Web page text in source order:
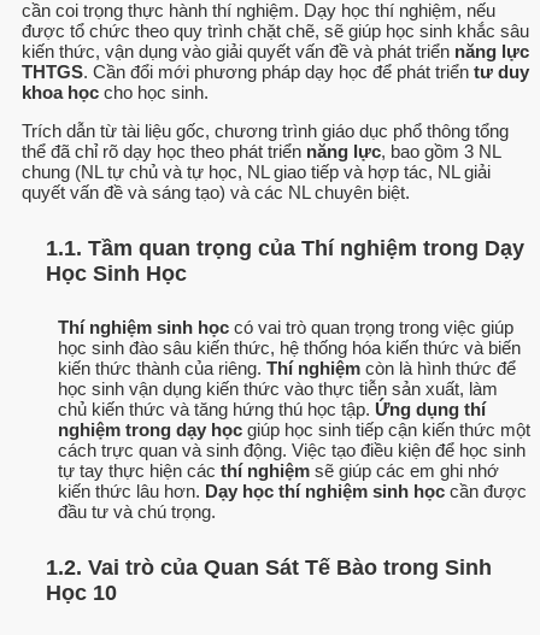
cần coi trọng thực hành thí nghiệm. Dạy học thí nghiệm, nếu
được tổ chức theo quy trình chặt chẽ, sẽ giúp học sinh khắc sâu
kiến thức, vận dụng vào giải quyết vấn đề và phát triển năng lực
THTGS. Cần đổi mới phương pháp dạy học để phát triển tư duy
khoa học cho học sinh.
Trích dẫn từ tài liệu gốc, chương trình giáo dục phổ thông tổng
thể đã chỉ rõ dạy học theo phát triển năng lực, bao gồm 3 NL
chung (NL tự chủ và tự học, NL giao tiếp và hợp tác, NL giải
quyết vấn đề và sáng tạo) và các NL chuyên biệt.
1.1. Tầm quan trọng của Thí nghiệm trong Dạy
Học Sinh Học
Thí nghiệm sinh học có vai trò quan trọng trong việc giúp
học sinh đào sâu kiến thức, hệ thống hóa kiến thức và biến
kiến thức thành của riêng. Thí nghiệm còn là hình thức để
học sinh vận dụng kiến thức vào thực tiễn sản xuất, làm
chủ kiến thức và tăng hứng thú học tập. Ứng dụng thí
nghiệm trong dạy học giúp học sinh tiếp cận kiến thức một
cách trực quan và sinh động. Việc tạo điều kiện để học sinh
tự tay thực hiện các thí nghiệm sẽ giúp các em ghi nhớ
kiến thức lâu hơn. Dạy học thí nghiệm sinh học cần được
đầu tư và chú trọng.
1.2. Vai trò của Quan Sát Tế Bào trong Sinh
Học 10